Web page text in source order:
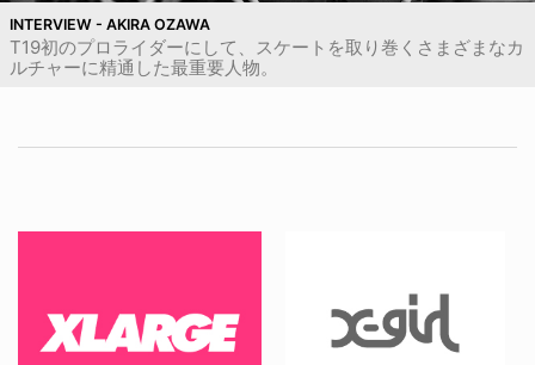
INTERVIEW - AKIRA OZAWA
T19初のプロライダーにして、スケートを取り巻くさまざまなカ
ルチャーに精通した最重要人物。